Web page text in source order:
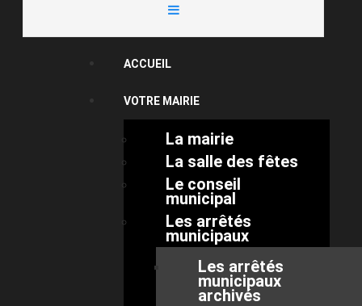
ACCUEIL
VOTRE MAIRIE
La mairie
La salle des fêtes
Le conseil
municipal
Les arrêtés
municipaux
Les arrêtés
municipaux
archivés